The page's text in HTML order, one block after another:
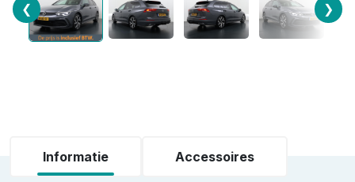
❮ ❯
Informatie Accessoires